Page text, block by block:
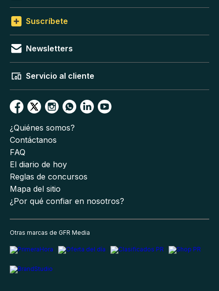
Suscríbete
Newsletters
Servicio al cliente
¿Quiénes somos?
Contáctanos
FAQ
El diario de hoy
Reglas de concursos
Mapa del sitio
¿Por qué confiar en nosotros?
Otras marcas de GFR Media